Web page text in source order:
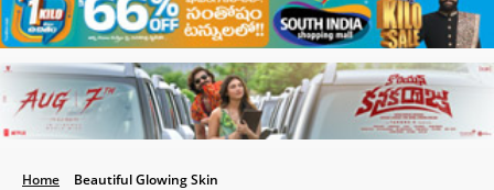
Home Beautiful Glowing Skin